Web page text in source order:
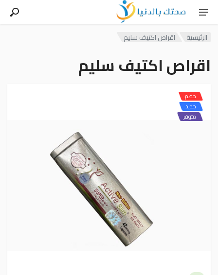
الرئيسية اقراص اكتيف سليم
اقراص اكتيف سليم
خصم
جديد
متوفر